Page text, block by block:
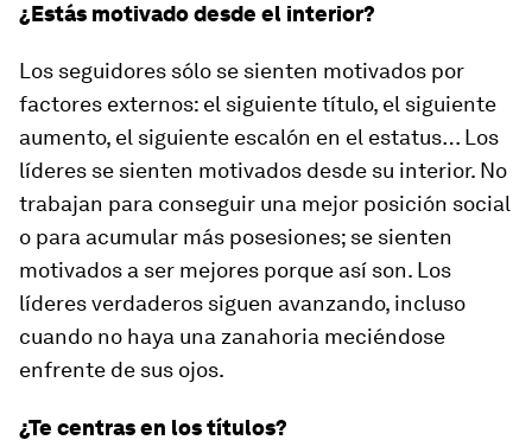
¿Estás motivado desde el interior?
Los seguidores sólo se sienten motivados por
factores externos: el siguiente título, el siguiente
aumento, el siguiente escalón en el estatus… Los
líderes se sienten motivados desde su interior. No
trabajan para conseguir una mejor posición social
o para acumular más posesiones; se sienten
motivados a ser mejores porque así son. Los
líderes verdaderos siguen avanzando, incluso
cuando no haya una zanahoria meciéndose
enfrente de sus ojos.
¿Te centras en los títulos?